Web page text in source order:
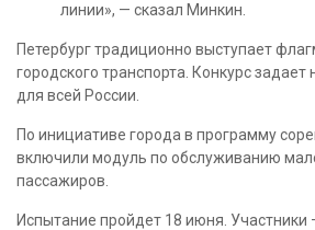
линии», — сказал Минкин.
Петербург традиционно выступает
городского транспорта. Конкурс
для всей России.
По инициативе города в программу
включили модуль по обслуживанию
пассажиров.
Испытание пройдет 18 июня. Участники